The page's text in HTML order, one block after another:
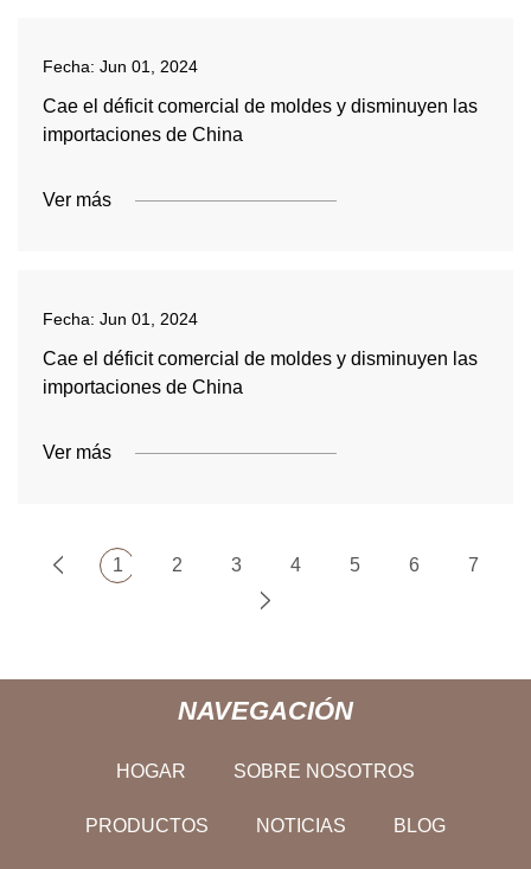
Fecha: Jun 01, 2024
Cae el déficit comercial de moldes y disminuyen las
importaciones de China
Ver más
Fecha: Jun 01, 2024
Cae el déficit comercial de moldes y disminuyen las
importaciones de China
Ver más
1 2 3 4 5 6 7
NAVEGACIÓN
HOGAR SOBRE NOSOTROS
PRODUCTOS NOTICIAS BLOG